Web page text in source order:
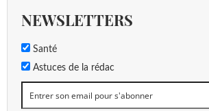
NEWSLETTERS
Santé
Astuces de la rédac